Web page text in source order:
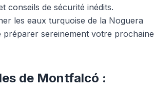
conseils de sécurité inédits.
les eaux turquoise de la Noguera
préparer sereinement votre prochaine
de Montfalcó :